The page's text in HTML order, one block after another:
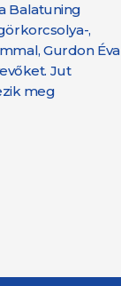
Balatuning
,
Gurdon Éva
Jut
meg